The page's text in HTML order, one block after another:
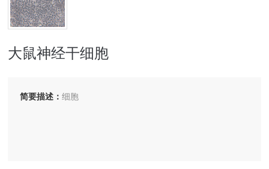
大鼠神经干细胞
简要描述：细胞